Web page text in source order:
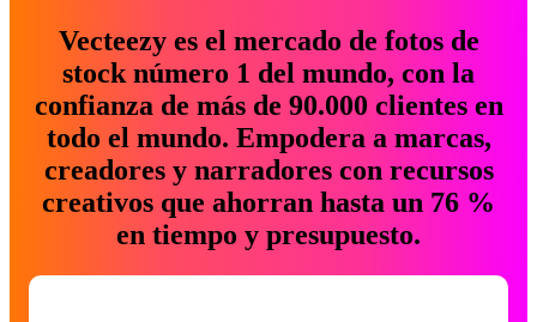
Vecteezy es el mercado de fotos de
stock número 1 del mundo, con la
confianza de más de 90.000 clientes en
todo el mundo. Empodera a marcas,
creadores y narradores con recursos
creativos que ahorran hasta un 76 %
en tiempo y presupuesto.